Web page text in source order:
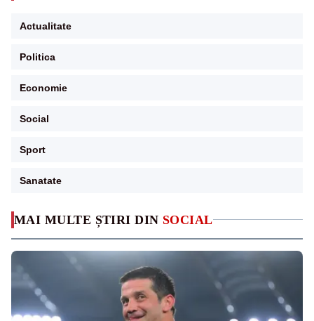
MAI MULTE ȘTIRI DIN SOCIAL
Actualitate
Politica
Economie
Social
Sport
Sanatate